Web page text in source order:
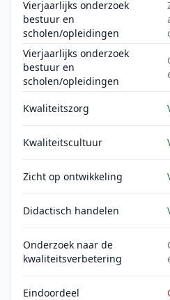
Vierjaarlijks onderzoek
bestuur en
scholen/opleidingen
Vierjaarlijks onderzoek
bestuur en
scholen/opleidingen
Kwaliteitszorg
Kwaliteitscultuur
Zicht op ontwikkeling
Didactisch handelen
Onderzoek naar de
kwaliteitsverbetering
Eindoordeel